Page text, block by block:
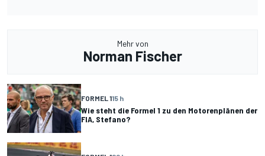
Mehr von
Norman Fischer
FORMEL 115 h
Wie steht die Formel 1 zu den Motorenplänen der
FIA, Stefano?